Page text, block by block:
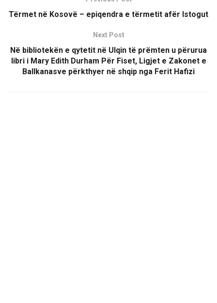
Tërmet në Kosovë – epiqendra e tërmetit afër Istogut
Next Post
Në bibliotekën e qytetit në Ulqin të prëmten u përurua
libri i Mary Edith Durham Për Fiset, Ligjet e Zakonet e
Ballkanasve përkthyer në shqip nga Ferit Hafizi